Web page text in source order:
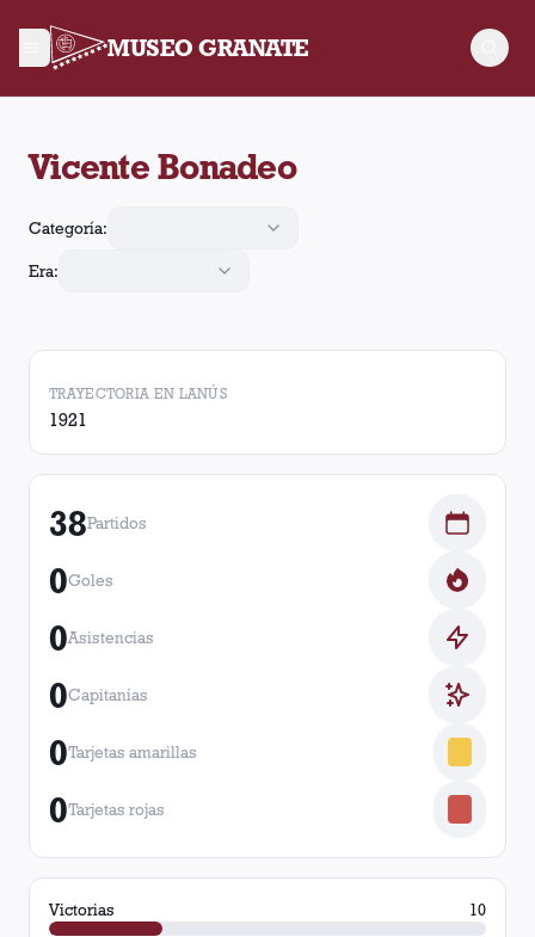
MUSEO GRANATE
Vicente Bonadeo
Categoría:
Era:
TRAYECTORIA EN LANÚS
1921
38Partidos
0Goles
0Asistencias
0Capitanías
0Tarjetas amarillas
0Tarjetas rojas
Victorias
10